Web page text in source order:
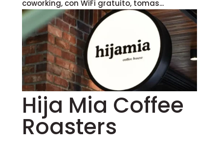
coworking, con WiFi gratuito, tomas...
Hija Mia Coffee
Roasters